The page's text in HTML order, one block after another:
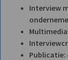
Interview
Publicatie: